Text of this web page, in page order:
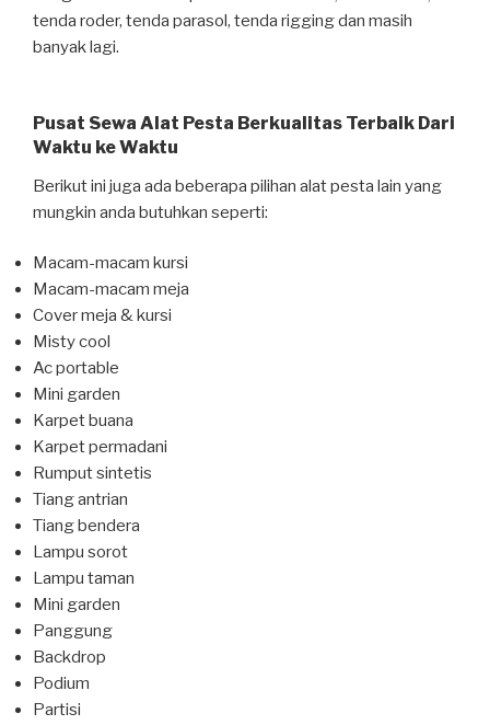
tenda roder, tenda parasol, tenda rigging dan masih
banyak lagi.
Pusat Sewa Alat Pesta Berkualitas Terbaik Dari
Waktu ke Waktu
Berikut ini juga ada beberapa pilihan alat pesta lain yang
mungkin anda butuhkan seperti:
Macam-macam kursi
Macam-macam meja
Cover meja & kursi
Misty cool
Ac portable
Mini garden
Karpet buana
Karpet permadani
Rumput sintetis
Tiang antrian
Tiang bendera
Lampu sorot
Lampu taman
Mini garden
Panggung
Backdrop
Podium
Partisi